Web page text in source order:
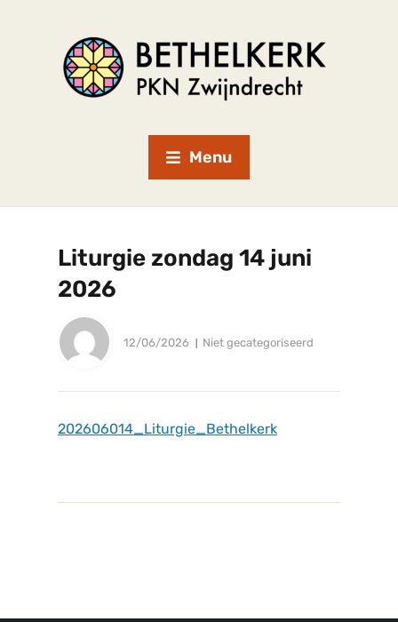
Menu
Liturgie zondag 14 juni
2026
12/06/2026 Niet gecategoriseerd
202606014_Liturgie_Bethelkerk